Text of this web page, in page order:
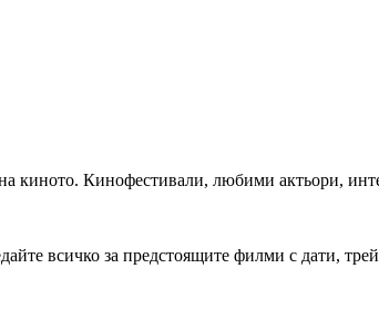
киното. Кинофестивали, любими актьори,
всичко за предстоящите филми с дати,